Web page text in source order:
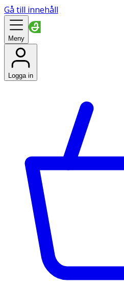
Gå till innehåll
Meny
Logga in